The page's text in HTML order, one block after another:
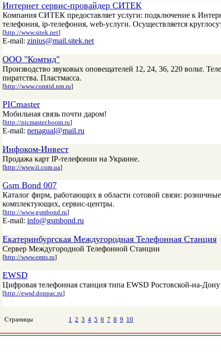
Интернет сервис-провайдер СИТЕК
Компания СИТЕК предоставляет услуги: подключение к
телефония, ip-телефония, web-услуги. Осуществляется
[http://www.sitek.net]
E-mail: zinius@mail.sitek.net
ООО "Комтид"
Производство звуковых оповещателей 12, 24, 36, 220 вольт.
пиратства. Пластмасса.
[http://www.comtid.nm.ru]
PICmaster
Мобильная связь почти даром!
[http://picmaster.boom.ru]
E-mail: nenagual@mail.ru
Инфоком-Инвест
Продажа карт IP-телефонии на Украине.
[http://www.ii.com.ua]
Gsm Bond 007
Каталог фирм, работающих в области сотовой связи:
комплектующих, сервис-центры.
[http://www.gsmbond.ru]
E-mail: info@gsmbond.ru
Екатеринбургская Междугородная Телефонная Станция
Сервер Междугородной Телефонной Станции
[http://www.emts.ru]
EWSD
Цифровая телефонная станция типа EWSD Ростовской-на-
[http://ewsd.donpac.ru]
Страницы 1 2 3 4 5 6 7 8 9 10